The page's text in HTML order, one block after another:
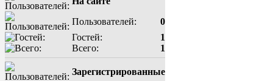
Пользователей:
0
Гостей:
1
Всего:
1
Зарегистрированные